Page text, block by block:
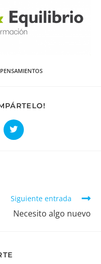
PENSAMIENTOS
Se
abre
Siguiente entrada
Necesito algo nuevo